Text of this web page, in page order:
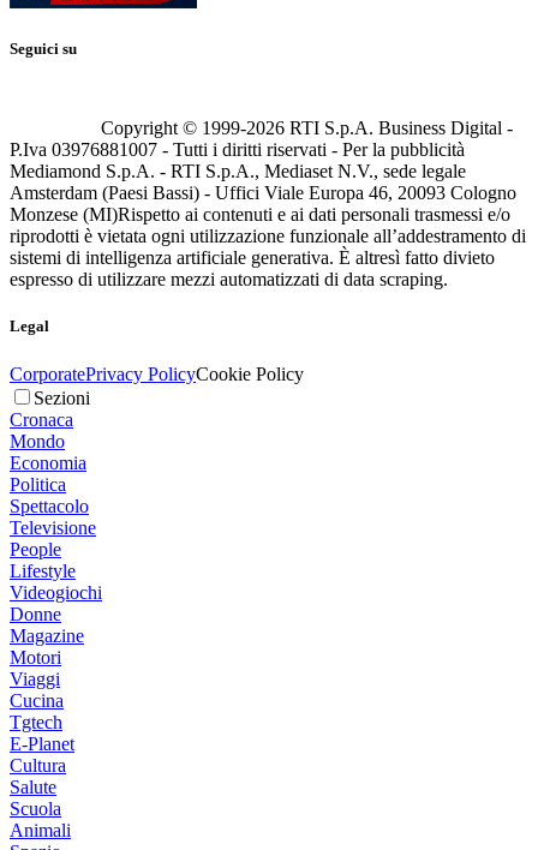
Seguici su
Copyright © 1999-2026 RTI S.p.A. Business Digital -
P.Iva 03976881007 - Tutti i diritti riservati - Per la pubblicità
Mediamond S.p.A. - RTI S.p.A., Mediaset N.V., sede legale
Amsterdam (Paesi Bassi) - Uffici Viale Europa 46, 20093 Cologno
Monzese (MI)Rispetto ai contenuti e ai dati personali trasmessi e/o
riprodotti è vietata ogni utilizzazione funzionale all’addestramento di
sistemi di intelligenza artificiale generativa. È altresì fatto divieto
espresso di utilizzare mezzi automatizzati di data scraping.
Legal
CorporatePrivacy PolicyCookie Policy
Sezioni
Cronaca
Mondo
Economia
Politica
Spettacolo
Televisione
People
Lifestyle
Videogiochi
Donne
Magazine
Motori
Viaggi
Cucina
Tgtech
E-Planet
Cultura
Salute
Scuola
Animali